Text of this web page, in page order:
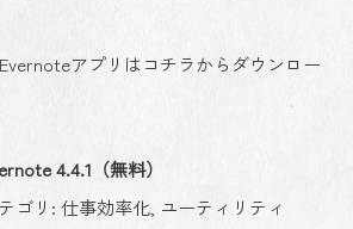
アプリはコチラからダウンロー
4.4.1（無料）
ゴリ: 仕事効率化, ユーティリティ